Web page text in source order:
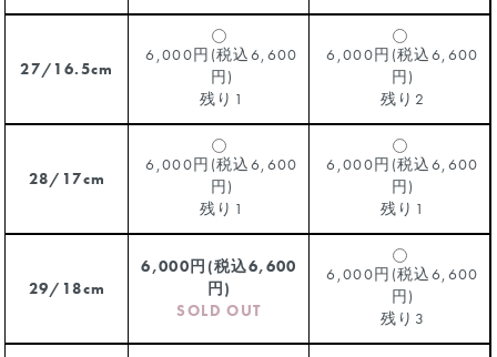
27/16.5cm
6,000円(税込6,600
円)
残り1
6,000円(税込6,600
円)
残り2
28/17cm
6,000円(税込6,600
円)
残り1
6,000円(税込6,600
円)
残り1
29/18cm
6,000円(税込6,600
円)
SOLD OUT
6,000円(税込6,600
円)
残り3